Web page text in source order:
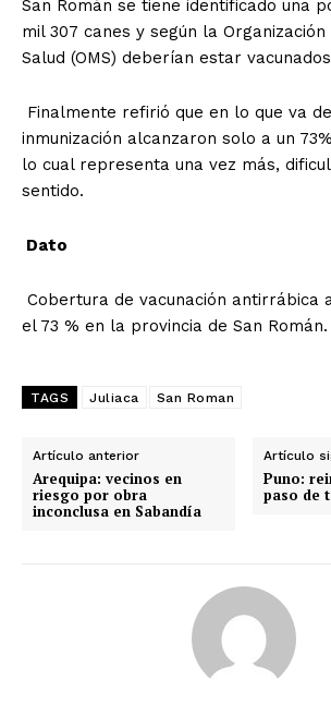
San Román se tiene identificado una
mil 307 canes y según la
Salud (OMS) deberían estar
Finalmente refirió que en lo que va
inmunización alcanzaron solo a un
lo cual representa una vez más,
sentido.
Dato
Cobertura de vacunación antirrábica
el 73 % en la provincia de San Román.
TAGS Juliaca San Roman
Artículo anterior
Arequipa: vecinos en
riesgo por obra
inconclusa en Sabandía
Artículo
Puno:
paso de